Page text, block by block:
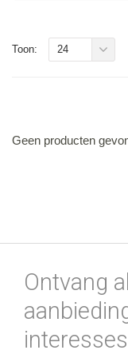
Toon: 24
Geen producten
Ontvang